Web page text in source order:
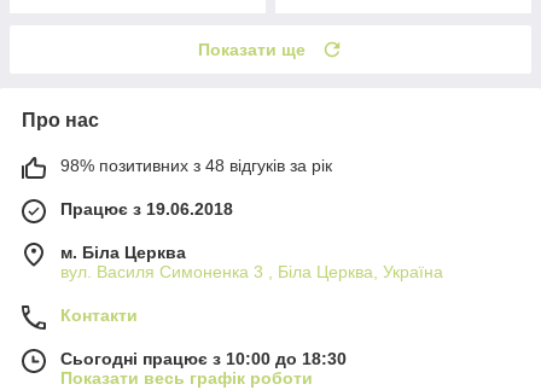
Показати ще
Про нас
98% позитивних з 48 відгуків за рік
Працює з 19.06.2018
м. Біла Церква
вул. Василя Симоненка 3 , Біла Церква, Україна
Контакти
Сьогодні працює з 10:00 до 18:30
Показати весь графік роботи